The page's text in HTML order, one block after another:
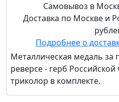
Самовывоз в
Доставка по Москве и
Подробнее о
Металлическая медаль за
реверсе - герб
триколор в комплекте.